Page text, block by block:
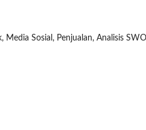
Media Sosial, Penjualan, Analisis